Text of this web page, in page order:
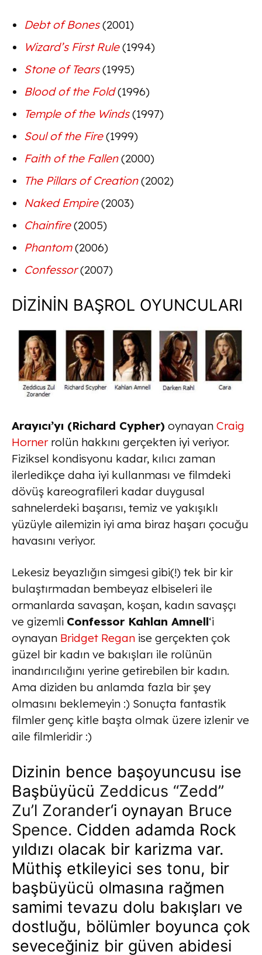
Debt of Bones(2001)
Wizard’s First Rule(1994)
Stone of Tears(1995)
Blood of the Fold(1996)
Temple of the Winds(1997)
Soul of the Fire(1999)
Faith of the Fallen(2000)
The Pillars of Creation(2002)
Naked Empire(2003)
Chainfire(2005)
Phantom(2006)
Confessor(2007)
DİZİNİN BAŞROL OYUNCULARI
Arayıcı’yı (Richard Cypher) oynayan Craig
Hornerrolün hakkını gerçekten iyi veriyor.
Fiziksel kondisyonu kadar, kılıcı zaman
ilerledikçe daha iyi kullanması ve filmdeki
dövüş kareografileri kadar duygusal
sahnelerdeki başarısı, temiz ve yakışıklı
yüzüyle ailemizin iyi ama biraz haşarı çocuğu
havasını veriyor.
Lekesiz beyazlığın simgesi gibi(!) tek bir kir
bulaştırmadan bembeyaz elbiseleri ile
ormanlarda savaşan, koşan, kadın savaşçı
ve gizemli Confessor Kahlan Amnell‘i
oynayan Bridget Regan ise gerçekten çok
güzel bir kadın ve bakışları ile rolünün
inandırıcılığını yerine getirebilen bir kadın.
Ama diziden bu anlamda fazla bir şey
olmasını beklemeyin :) Sonuçta fantastik
filmler genç kitle başta olmak üzere izlenir ve
aile filmleridir :)
Dizinin bence başoyuncusu ise
Başbüyücü Zeddicus “Zedd”
Zu’l Zorander‘i oynayan Bruce
Spence. Cidden adamda Rock
yıldızı olacak bir karizma var.
Müthiş etkileyici ses tonu, bir
başbüyücü olmasına rağmen
samimi tevazu dolu bakışları ve
dostluğu, bölümler boyunca çok
seveceğiniz bir güven abidesi